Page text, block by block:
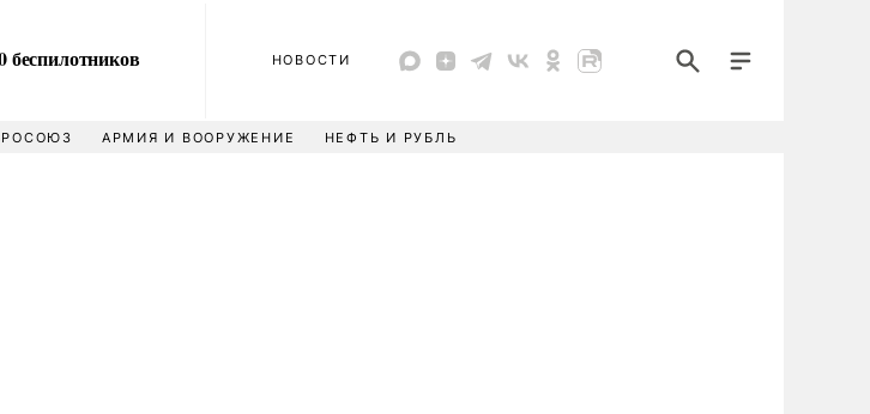
НОВОСТИ
АРМИЯ И ВООРУЖЕНИЕ НЕФТЬ И РУБЛЬ